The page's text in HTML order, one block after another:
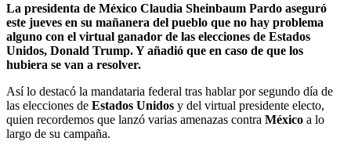
La presidenta de México Claudia Sheinbaum Pardo aseguró
este jueves en su mañanera del pueblo que no hay problema
alguno con el virtual ganador de las elecciones de Estados
Unidos, Donald Trump. Y añadió que en caso de que los
hubiera se van a resolver.
Así lo destacó la mandataria federal tras hablar por segundo día de
las elecciones de Estados Unidos y del virtual presidente electo,
quien recordemos que lanzó varias amenazas contra México a lo
largo de su campaña.